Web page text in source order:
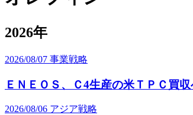
2026年
2026/08/07 事業戦略
ＥＮＥＯＳ、Ｃ4生産の米ＴＰＣ買
2026/08/06 アジア戦略